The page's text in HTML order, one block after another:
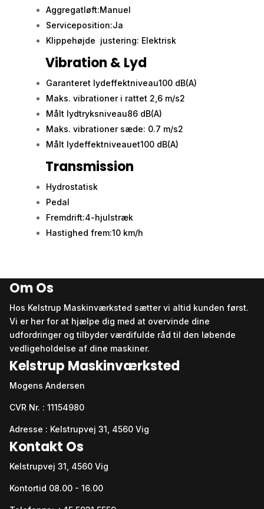
Aggregatløft:Manuel
Serviceposition:Ja
Klippehøjde justering: Elektrisk
Vibration & Lyd
Garanteret lydeffektniveau100 dB(A)
Maks. vibrationer i rattet 2,6 m/s2
Målt lydtryksniveau86 dB(A)
Maks. vibrationer sæde: 0.7 m/s2
Målt lydeffektniveauet100 dB(A)
Transmission
Hydrostatisk
Pedal
Fremdrift:4-hjulstræk
Hastighed frem:10 km/h
Om Os
Hos Kelstrup Maskinværksted sætter vi altid kunden først.
Vi er her for at hjælpe dig med at overvinde dine
udfordringer og tilbyder værdifulde råd til den løbende
vedligeholdelse af dine maskiner.
Kelstrup Maskinværksted
Mogens Andersen
CVR Nr. : 11154980
Adresse : Kelstrupvej 31, 4560 Vig
Kontakt Os
Kelstrupvej 31, 4560 Vig
Kontortid 08.00 - 16.00